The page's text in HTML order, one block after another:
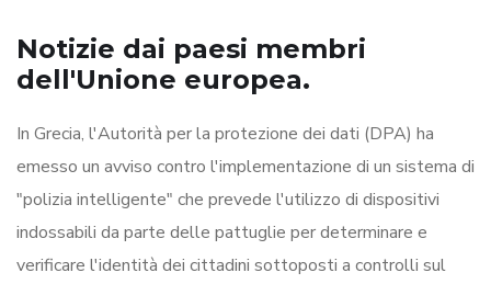
Notizie dai paesi membri
dell'Unione europea.
In Grecia, l'Autorità per la protezione dei dati (DPA) ha
emesso un avviso contro l'implementazione di un sistema di
"polizia intelligente" che prevede l'utilizzo di dispositivi
indossabili da parte delle pattuglie per determinare e
verificare l'identità dei cittadini sottoposti a controlli sul